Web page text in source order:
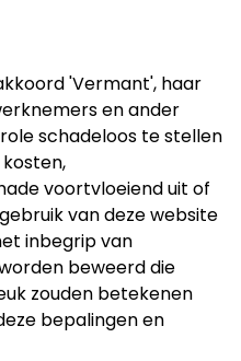
'Vermant', haar
en ander
schadeloos te stellen
voortvloeiend uit of
van deze website
inbegrip van
beweerd die
zouden betekenen
bepalingen en